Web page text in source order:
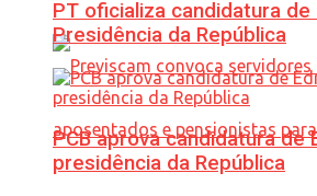
PT oficializa candidatura de
Presidência da República
PCB aprova candidatura de
presidência da República